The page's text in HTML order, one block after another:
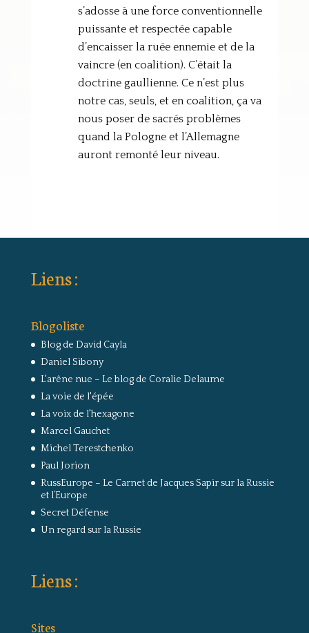
s’adosse à une force conventionnelle
puissante et respectée capable
d’encaisser la ruée ennemie et de la
vaincre (en coalition). C’était la
doctrine gaullienne. Ce n’est plus
notre cas, seuls, et en coalition, ça va
nous poser de sacrés problèmes
quand la Pologne et l’Allemagne
auront remonté leur niveau.
Liens :
Blogoliste
Blog de David Cayla
Daniel Sibony
L'arêne nue – Le blog de Coralie Delaume
La voie de l'épée
La voix de l'hexagone
Marcel Gauchet
Michel Terestchenko
Paul Jorion
RussEurope – Le Carnet de Jacques Sapir sur la Russie
et l’Europe
Secret Défense
Un regard sur la Russie
Liens :
Sites